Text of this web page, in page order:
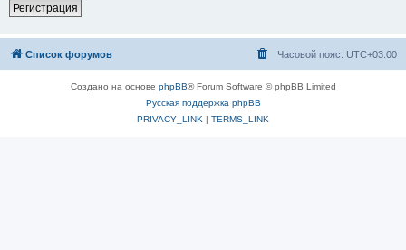
Регистрация
Список форумов Часовой пояс: UTC+03:00
Создано на основе phpBB® Forum Software © phpBB Limited
Русская поддержка phpBB
PRIVACY_LINK | TERMS_LINK